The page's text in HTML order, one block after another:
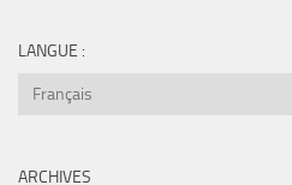
LANGUE :
ARCHIVES